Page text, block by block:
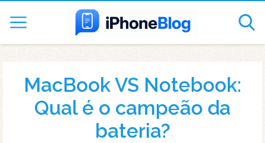
MacBook VS Notebook:
Qual é o campeão da
bateria?